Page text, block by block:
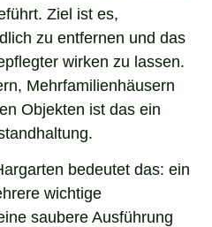
Ziel ist es,
zu entfernen und das
wirken zu lassen.
Mehrfamilienhäusern
Objekten ist das ein
bedeutet das: ein
wichtige
saubere Ausführung